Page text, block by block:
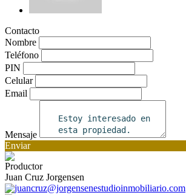
Contacto
Nombre
Teléfono
PIN
Celular
Email
Mensaje
Enviar
Productor
Juan Cruz Jorgensen
juancruz@jorgensenestudioinmobiliario.com